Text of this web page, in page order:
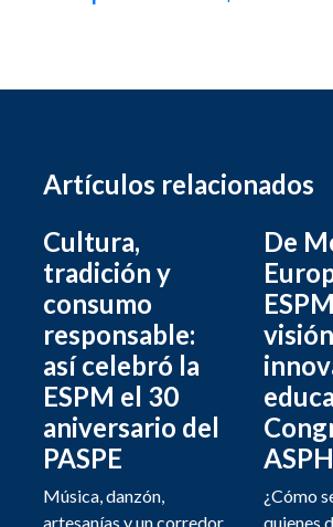
Artículos relacionados
Cultura,
tradición y
consumo
responsable:
así celebró la
ESPM el 30
aniversario del
PASPE
Música, danzón,
artesanías y un corredor
De
¿Cómo
quienes